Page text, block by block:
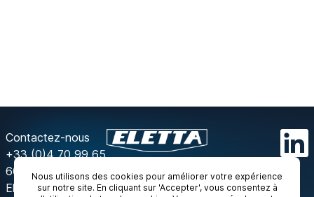
Nous utilisons des cookies pour améliorer votre expérience
sur notre site. En cliquant sur 'Accepter', vous consentez à
Contactez-nous
+33 (0)4 70 99 65
60
Eletta